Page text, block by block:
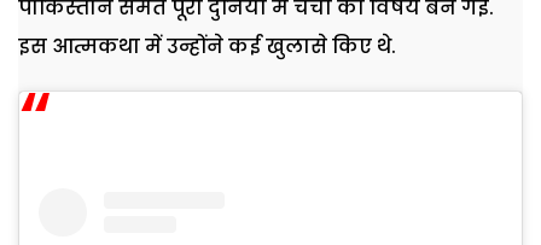
पाकिस्तान समेत पूरी दुनिया में चर्चा का विषय बन गई.
इस आत्मकथा में उन्होंने कई खुलासे किए थे.